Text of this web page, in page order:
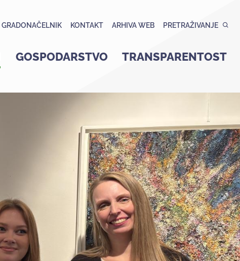
GRADONAČELNIK KONTAKT ARHIVA WEB PRETRAŽIVANJE
GOSPODARSTVO TRANSPARENTOST